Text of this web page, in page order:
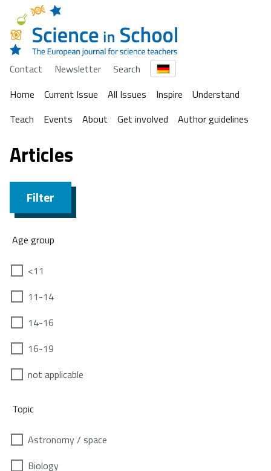
Contact Newsletter
Search
Home
Current Issue All Issues Inspire
Understand
Teach
Events About Get involved Author guidelines
Articles
Filter
Age group
<11
11-14
14-16
16-19
not applicable
Topic
Astronomy / space
Biology